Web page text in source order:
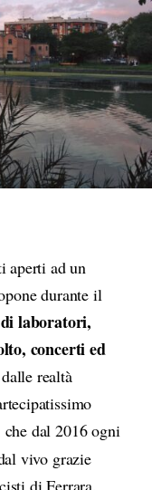
aperti ad un
durante il
laboratori,
concerti ed
realtà
che dal 2016 ogni
vivo grazie